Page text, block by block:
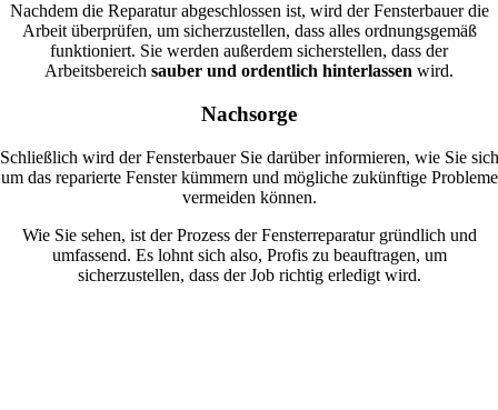
Nachdem die Reparatur abgeschlossen ist, wird der Fensterbauer die
Arbeit überprüfen, um sicherzustellen, dass alles ordnungsgemäß
funktioniert. Sie werden außerdem sicherstellen, dass der
Arbeitsbereich sauber und ordentlich hinterlassen wird.
Nachsorge
Schließlich wird der Fensterbauer Sie darüber informieren, wie Sie sich
um das reparierte Fenster kümmern und mögliche zukünftige Probleme
vermeiden können.
Wie Sie sehen, ist der Prozess der Fensterreparatur gründlich und
umfassend. Es lohnt sich also, Profis zu beauftragen, um
sicherzustellen, dass der Job richtig erledigt wird.